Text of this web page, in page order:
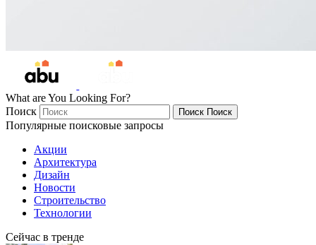
What are You Looking For?
Поиск
Поиск Поиск
Популярные поисковые запросы
Акции
Архитектура
Дизайн
Новости
Строительство
Технологии
Сейчас в тренде